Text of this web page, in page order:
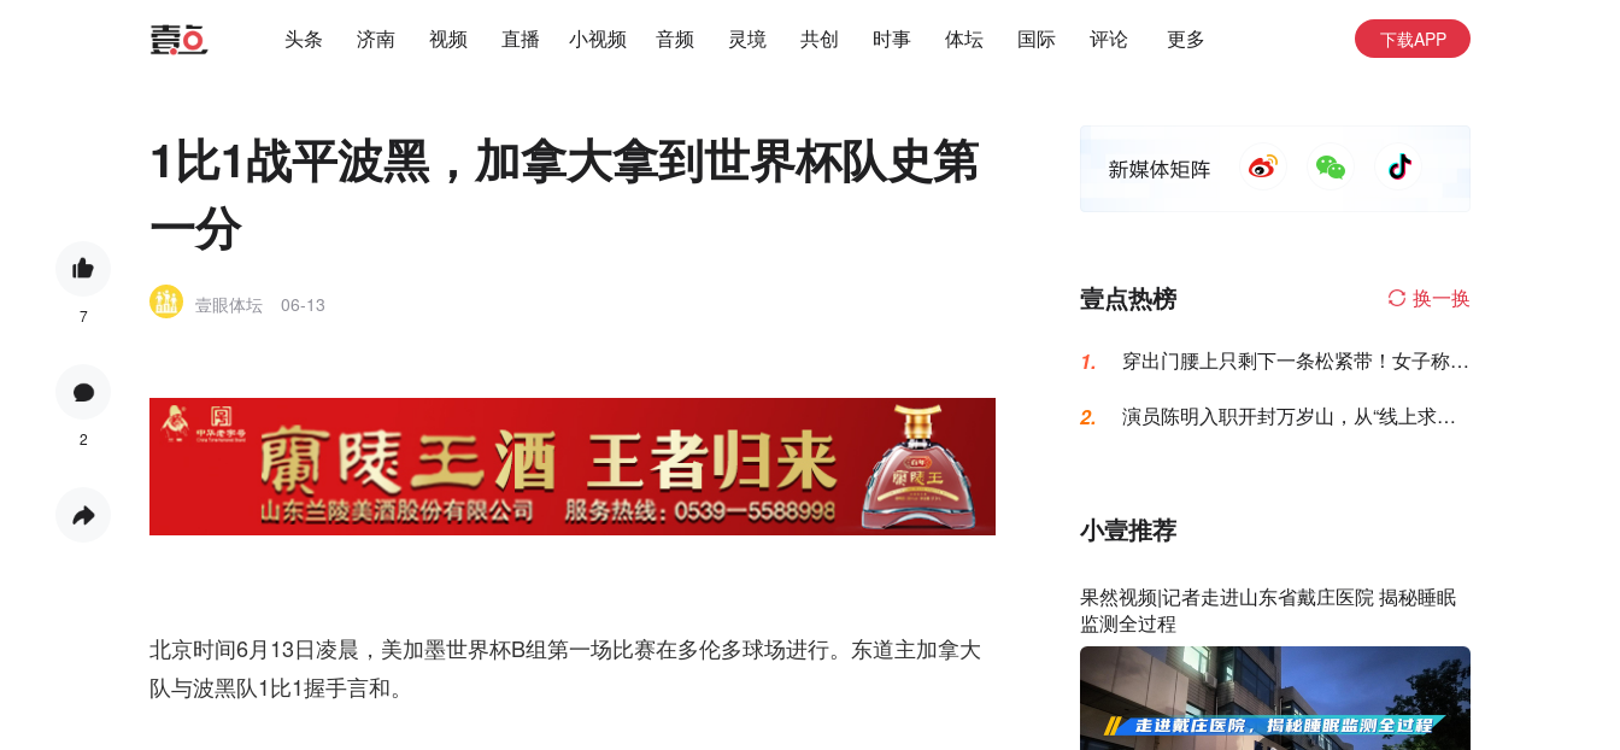
头条 济南 视频 直播 小视频 音频 灵境 共创 时事 体坛 国际 评论 更多 下载APP
7
2
1比1战平波黑，加拿大拿到世界杯队史第
一分
壹眼体坛 06-13
北京时间6月13日凌晨，美加墨世界杯B组第一场比赛在多伦多球场进行。东道主加拿大
队与波黑队1比1握手言和。
壹点热榜 换一换
1.
穿出门腰上只剩下一条松紧带！女子称名
2.
演员陈明入职开封万岁山，从“线上求
小壹推荐
果然视频|记者走进山东省戴庄医院 揭秘睡眠
监测全过程